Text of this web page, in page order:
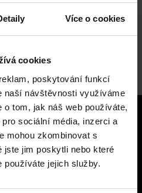
Více o cookies
cookies
poskytování funkcí
naší návštěvnosti využíváme
o tom, jak náš web používáte,
sociální média, inzerci a
mohou zkombinovat s
jim poskytli nebo které
používáte jejich služby.